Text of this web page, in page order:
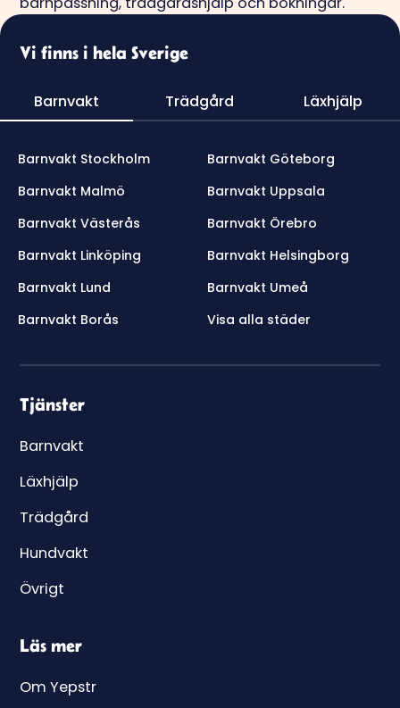
Vi finns i hela Sverige
Barnvakt Trädgård Läxhjälp
Barnvakt Stockholm
Barnvakt Göteborg
Barnvakt Malmö
Barnvakt Uppsala
Barnvakt Västerås
Barnvakt Örebro
Barnvakt Linköping
Barnvakt Helsingborg
Barnvakt Lund
Barnvakt Umeå
Barnvakt Borås
Visa alla städer
Tjänster
Barnvakt
Läxhjälp
Trädgård
Hundvakt
Övrigt
Läs mer
Om Yepstr